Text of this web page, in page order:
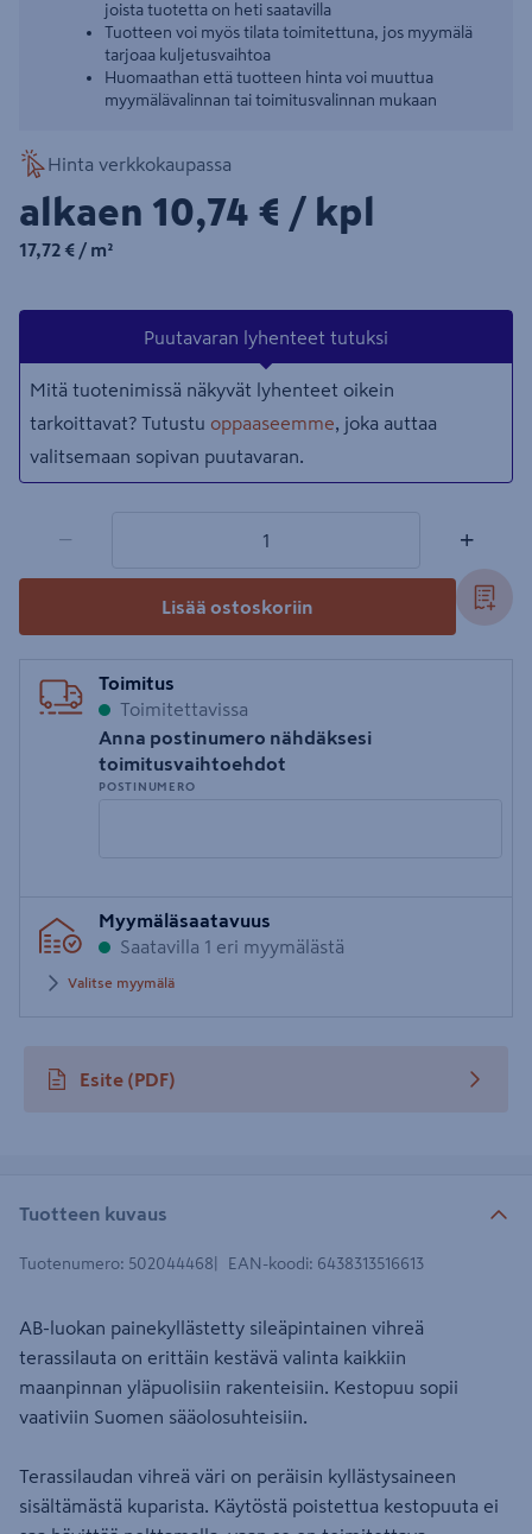
joista tuotetta on heti saatavilla
Tuotteen voi myös tilata toimitettuna, jos myymälä
tarjoaa kuljetusvaihtoa
Huomaathan että tuotteen hinta voi muuttua
myymälävalinnan tai toimitusvalinnan mukaan
Hinta verkkokaupassa
alkaen 10,74€/kpl
10,74 € / kpl
17,72€/m²
17,72 € / m²
Puutavaran lyhenteet tutuksi
Mitä tuotenimissä näkyvät lyhenteet oikein
tarkoittavat? Tutustu oppaaseemme , joka auttaa
valitsemaan sopivan puutavaran.
− +
Lisää ostoskoriin
Toimitus
Toimitettavissa
Anna postinumero nähdäksesi
toimitusvaihtoehdot
POSTINUMERO
postinumero
Myymäläsaatavuus
Saatavilla 1 eri myymälästä
Valitse myymälä
Esite (PDF)
avautuu uuteen välilehteen
Tuotteen kuvaus
Tuotenumero: 502044468 EAN-koodi: 6438313516613
AB-luokan painekyllästetty sileäpintainen vihreä
terassilauta on erittäin kestävä valinta kaikkiin
maanpinnan yläpuolisiin rakenteisiin. Kestopuu sopii
vaativiin Suomen sääolosuhteisiin.
Terassilaudan vihreä väri on peräisin kyllästysaineen
sisältämästä kuparista. Käytöstä poistettua kestopuuta ei